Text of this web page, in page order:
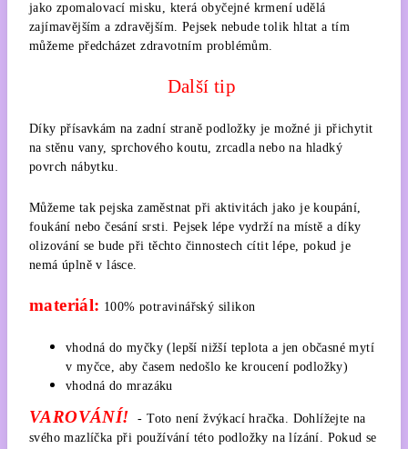
jako zpomalovací misku, která obyčejné krmení udělá
zajímavějším a zdravějším. Pejsek nebude tolik hltat a tím
můžeme předcházet zdravotním problémům.
Další tip
Díky přísavkám na zadní straně podložky je možné ji přichytit
na stěnu vany, sprchového koutu, zrcadla nebo na hladký
povrch nábytku.
Můžeme tak pejska zaměstnat při aktivitách jako je koupání,
foukání nebo česání srsti. Pejsek lépe vydrží na místě a díky
olizování se bude při těchto činnostech cítit lépe, pokud je
nemá úplně v lásce.
materiál: 100% potravinářský silikon
vhodná do myčky (lepší nižší teplota a jen občasné mytí
v myčce, aby časem nedošlo ke kroucení podložky)
vhodná do mrazáku
VAROVÁNÍ!
- Toto není žvýkací hračka. Dohlížejte na
svého mazlíčka při používání této podložky na lízání. Pokud se